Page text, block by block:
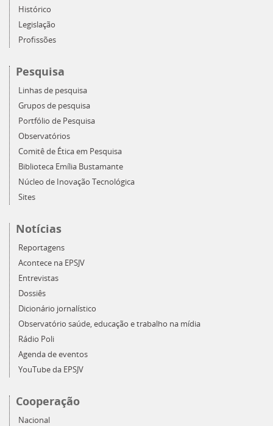
Histórico
Legislação
Profissões
Pesquisa
Linhas de pesquisa
Grupos de pesquisa
Portfólio de Pesquisa
Observatórios
Comitê de Ética em Pesquisa
Biblioteca Emília Bustamante
Núcleo de Inovação Tecnológica
Sites
Notícias
Reportagens
Acontece na EPSJV
Entrevistas
Dossiês
Dicionário jornalístico
Observatório saúde, educação e trabalho na mídia
Rádio Poli
Agenda de eventos
YouTube da EPSJV
Cooperação
Nacional